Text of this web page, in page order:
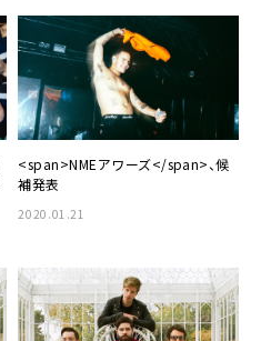
<span>NMEアワーズ</span>、候
補発表
2020.01.21